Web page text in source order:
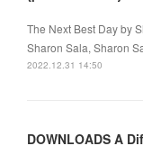
The Next Best Day by
Sharon Sala, Sharon
2022.12.31 14:50
DOWNLOADS A